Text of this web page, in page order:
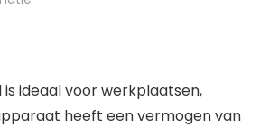
ideaal voor werkplaatsen,
heeft een vermogen van